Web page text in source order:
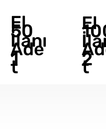
El
İlanı
1
50
Ade
t
El
2
t